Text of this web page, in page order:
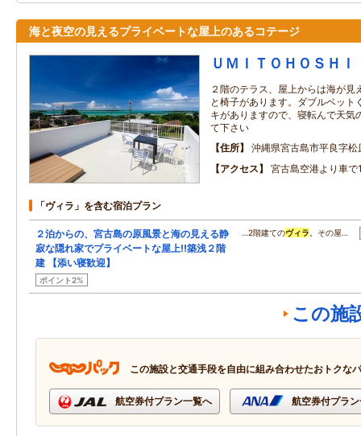
海と夜空の見えるプライベートな屋上のあるコテージ
ＵＭＩＴＯＨＯＳＨＩ
２階のテラス、屋上からは海が見
と椅子があります。ダブルベット
キがありますので、寝転んで天気
て下さい
住所
沖縄県宮古島市平良字松
アクセス
宮古島空港より車で
「ヴィラ」を含む宿泊プラン
２泊からの、宮古島の原風景と海の見える静
寂な隠れ家でプライベートな屋上!!築浅２階
建 【添い寝歓迎】
ポイント2%
…2階建てのヴィラ 。その屋…
この施
この施設と交通手段を自由に組み合わせたおトクな
航空券付プラン一覧へ 航空券付プラ